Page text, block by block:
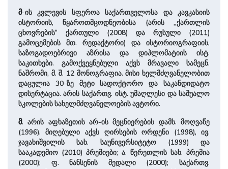
მ-ის კვლევის სფეროა საქართველოსა და კავკასიის
ისტორიის, წყაროთმცოდნეობისა (არის ,,ქართლის
ცხოვრების“ ქართული (2008) და რუსული (2011)
გამოცემების მთ. რედაქტორი) და ისტორიოგრაფიის,
საზოგადოებრივი აზრისა და დიპლომატიის ისტ.
საკითხები. გამოქვეყნებული აქვს მრავალი სამეცნ.
ნაშრომი, მ. შ. 12 მონოგრაფია. მისი ხელმძღვანელობით
დაცულია 30-ზე მეტი სადოქტორო და საკანდიდატო
დისერტაცია. არის საქართვ. ისტ. უმაღლესი და საშუალო
სკოლების სახელმძღვანელოების ავტორი.
მ. არის აფხაზეთის არ-ის მეცნიერების დამს. მოღვაწე
(1996). მიღებული აქვს ღირსების ორდენი (1998), ივ.
ჯავახიშვილის სახ. საუნივერსიტეტო (1999) და
სააკადემიო (2010) პრემიები; ა. წერეთლის სახ. პრემია
(2000); ფ. ნანსენის მედალი (2000); საქართვ.